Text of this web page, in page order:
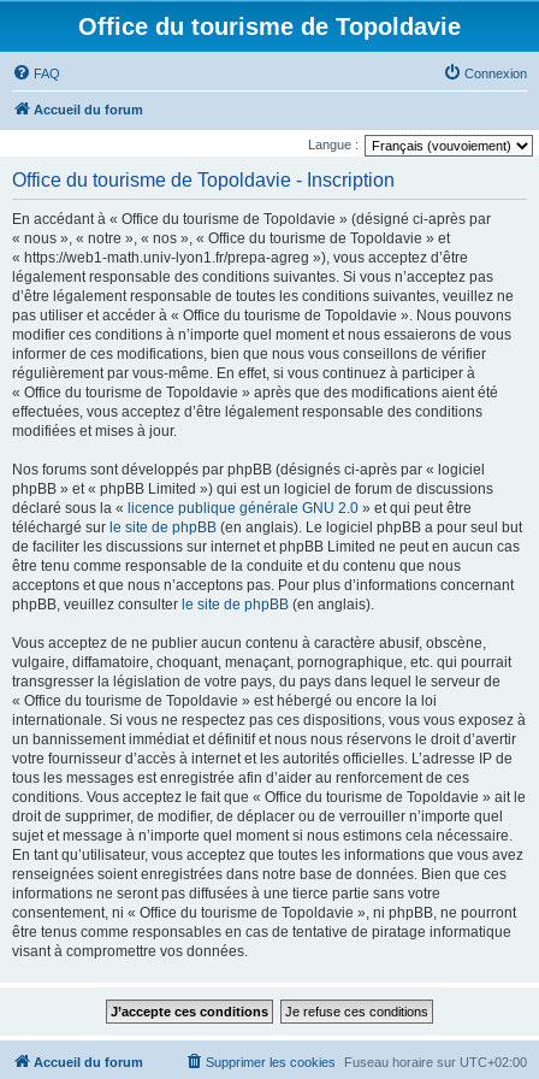
Office du tourisme de Topoldavie
FAQ Connexion
Accueil du forum
Langue :
Office du tourisme de Topoldavie - Inscription
En accédant à « Office du tourisme de Topoldavie » (désigné ci-après par
« nous », « notre », « nos », « Office du tourisme de Topoldavie » et
« https://web1-math.univ-lyon1.fr/prepa-agreg »), vous acceptez d’être
légalement responsable des conditions suivantes. Si vous n’acceptez pas
d’être légalement responsable de toutes les conditions suivantes, veuillez ne
pas utiliser et accéder à « Office du tourisme de Topoldavie ». Nous pouvons
modifier ces conditions à n’importe quel moment et nous essaierons de vous
informer de ces modifications, bien que nous vous conseillons de vérifier
régulièrement par vous-même. En effet, si vous continuez à participer à
« Office du tourisme de Topoldavie » après que des modifications aient été
effectuées, vous acceptez d’être légalement responsable des conditions
modifiées et mises à jour.
Nos forums sont développés par phpBB (désignés ci-après par « logiciel
phpBB » et « phpBB Limited ») qui est un logiciel de forum de discussions
déclaré sous la « licence publique générale GNU 2.0 » et qui peut être
téléchargé sur le site de phpBB (en anglais). Le logiciel phpBB a pour seul but
de faciliter les discussions sur internet et phpBB Limited ne peut en aucun cas
être tenu comme responsable de la conduite et du contenu que nous
acceptons et que nous n’acceptons pas. Pour plus d’informations concernant
phpBB, veuillez consulter le site de phpBB (en anglais).
Vous acceptez de ne publier aucun contenu à caractère abusif, obscène,
vulgaire, diffamatoire, choquant, menaçant, pornographique, etc. qui pourrait
transgresser la législation de votre pays, du pays dans lequel le serveur de
« Office du tourisme de Topoldavie » est hébergé ou encore la loi
internationale. Si vous ne respectez pas ces dispositions, vous vous exposez à
un bannissement immédiat et définitif et nous nous réservons le droit d’avertir
votre fournisseur d’accès à internet et les autorités officielles. L’adresse IP de
tous les messages est enregistrée afin d’aider au renforcement de ces
conditions. Vous acceptez le fait que « Office du tourisme de Topoldavie » ait le
droit de supprimer, de modifier, de déplacer ou de verrouiller n’importe quel
sujet et message à n’importe quel moment si nous estimons cela nécessaire.
En tant qu’utilisateur, vous acceptez que toutes les informations que vous avez
renseignées soient enregistrées dans notre base de données. Bien que ces
informations ne seront pas diffusées à une tierce partie sans votre
consentement, ni « Office du tourisme de Topoldavie », ni phpBB, ne pourront
être tenus comme responsables en cas de tentative de piratage informatique
visant à compromettre vos données.
Accueil du forum Fuseau horaire sur UTC+02:00
Supprimer les cookies